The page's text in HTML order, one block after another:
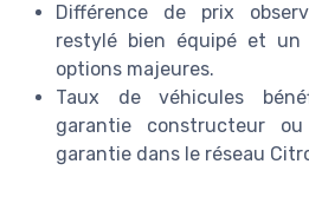
Différence de prix
restylé bien équipé et un
options majeures.
Taux de véhicules
garantie constructeur
garantie dans le réseau